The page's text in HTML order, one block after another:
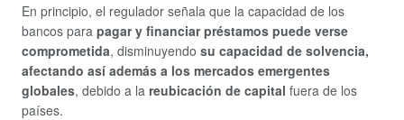
En principio, el regulador señala que la capacidad de los
bancos para pagar y financiar préstamos puede verse
comprometida, disminuyendo su capacidad de solvencia,
afectando así además a los mercados emergentes
globales, debido a la reubicación de capital fuera de los
países.